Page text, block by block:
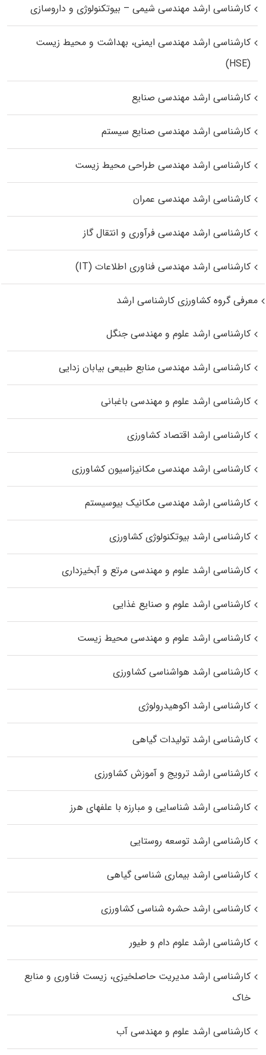
کارشناسی ارشد مهندسی شیمی – بیوتکنولوژی و داروسازی
کارشناسی ارشد مهندسی ایمنی، بهداشت و محیط زیست
(HSE)
کارشناسی ارشد مهندسی صنایع
کارشناسی ارشد مهندسی صنایع سیستم
کارشناسی ارشد مهندسی طراحی محیط زیست
کارشناسی ارشد مهندسی عمران
کارشناسی ارشد مهندسی فرآوری و انتقال گاز
کارشناسی ارشد مهندسی فناوری اطلاعات (IT)
معرفی گروه کشاورزی کارشناسی ارشد
کارشناسی ارشد علوم و مهندسی جنگل
کارشناسی ارشد مهندسی منابع طبیعی بیابان زدایی
کارشناسی ارشد علوم و مهندسی باغبانی
کارشناسی ارشد اقتصاد کشاورزی
کارشناسی ارشد مهندسی مکانیزاسیون کشاورزی
کارشناسی ارشد مهندسی مکانیک بیوسیستم
کارشناسی ارشد بیوتکنولوژی کشاورزی
کارشناسی ارشد علوم و مهندسی مرتع و آبخیزداری
کارشناسی ارشد علوم و صنایع غذایی
کارشناسی ارشد علوم و مهندسی محیط زیست
کارشناسی ارشد هواشناسی کشاورزی
کارشناسی ارشد اکوهیدرولوژی
کارشناسی ارشد تولیدات گیاهی
کارشناسی ارشد ترویج و آموزش کشاورزی
کارشناسی ارشد شناسایی و مبارزه با علفهای هرز
کارشناسی ارشد توسعه روستایی
کارشناسی ارشد بیماری‌ شناسی گیاهی
کارشناسی ارشد حشره‌ شناسی کشاورزی
کارشناسی ارشد علوم دام و طیور
کارشناسی ارشد مدیریت حاصلخیزی، زیست فناوری و منابع
خاک
کارشناسی ارشد علوم و مهندسی آب